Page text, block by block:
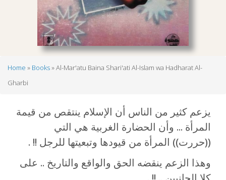
Breadcrumb
Home Books
Al-Mar'atu Baina Shari'ati Al-Islam wa Hadharat Al-
Gharbi
يزعم كثير من الناس أن الإسلام ينتقص من قيمة
المرأة ... وأن الحضارة الغربية هي التي
((حررت)) المرأة من قيودها وتبعيتها للرجل !! .
وهذا الزعم ينقضه الحق والواقع والتاريخ .. على